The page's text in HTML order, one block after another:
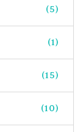
(5)
(1)
(15)
(10)